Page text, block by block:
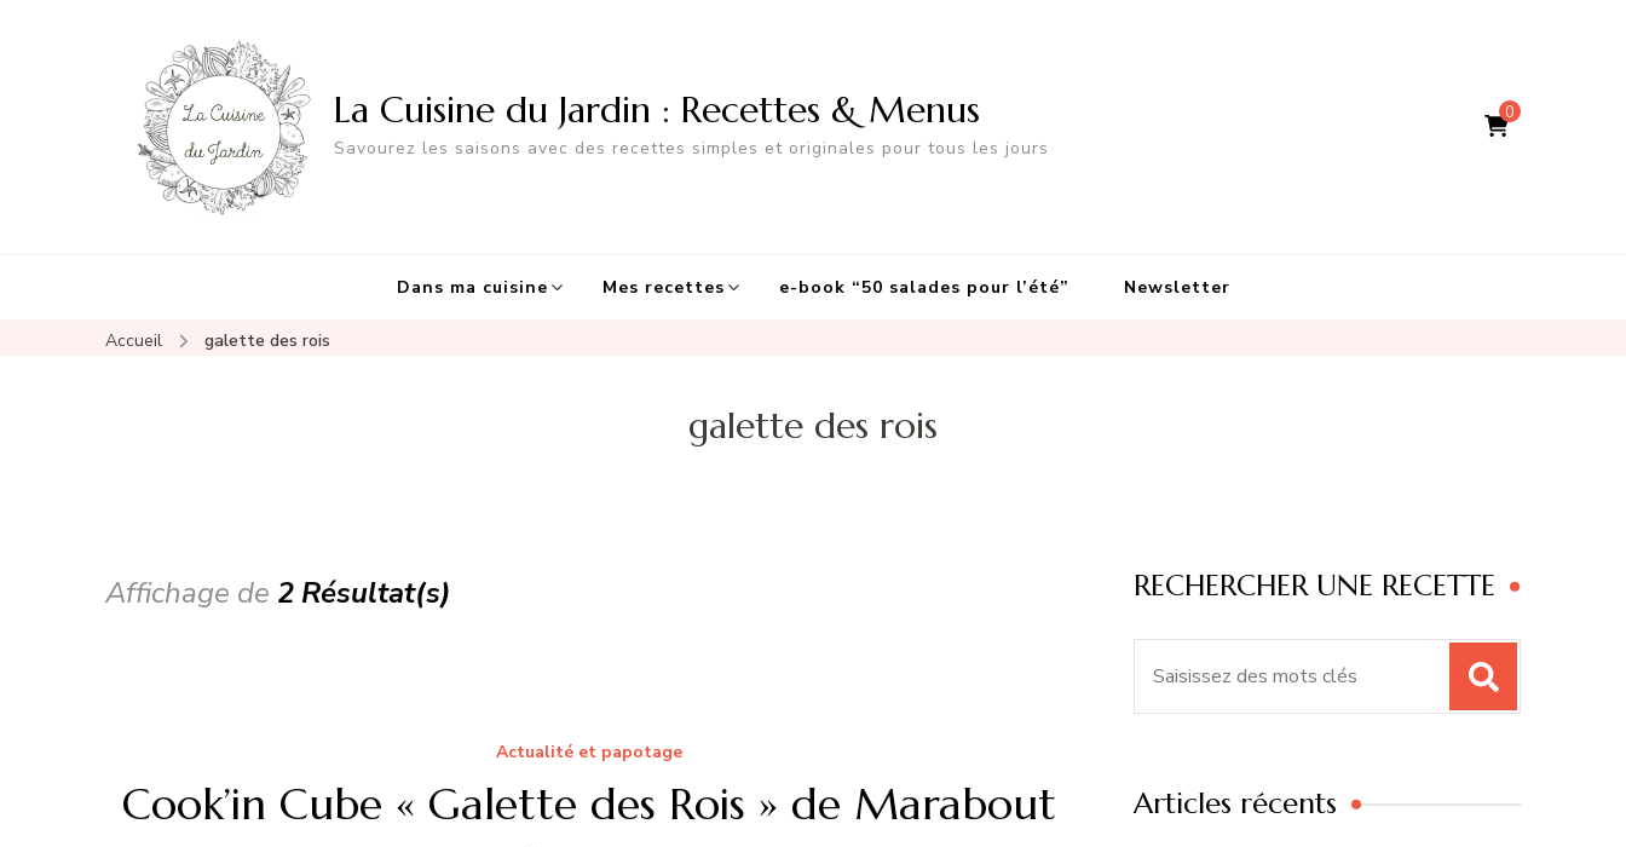
0
La Cuisine du Jardin : Recettes & Menus
Savourez les saisons avec des recettes simples et originales pour tous les jours
Dans ma cuisine Mes recettes e-book “50 salades pour l’été” Newsletter
Accueil galette des rois
galette des rois
Affichage de 2 Résultat(s)
Actualité et papotage
Cook’in Cube « Galette des Rois » de Marabout
RECHERCHER UNE RECETTE
Articles récents